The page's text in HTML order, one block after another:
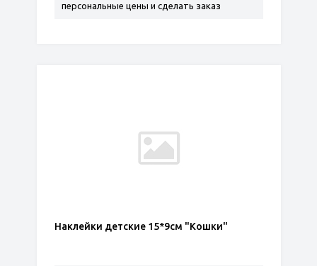
персональные цены и сделать заказ
Наклейки детские 15*9см "Кошки"